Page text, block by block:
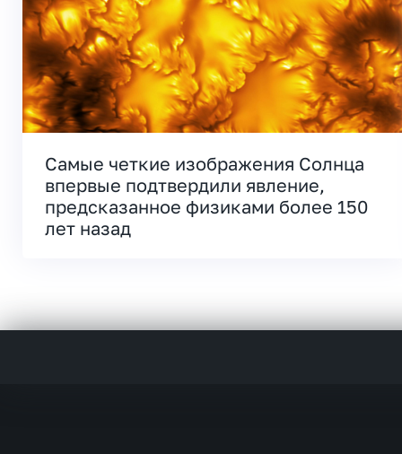
Самые четкие изображения Солнца
впервые подтвердили явление,
предсказанное физиками более 150
лет назад